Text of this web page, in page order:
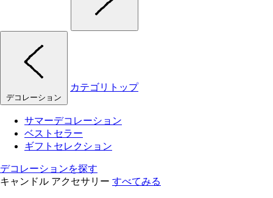
デコレーション
カテゴリトップ
サマーデコレーション
ベストセラー
ギフトセレクション
デコレーションを探す
キャンドル アクセサリー すべてみる